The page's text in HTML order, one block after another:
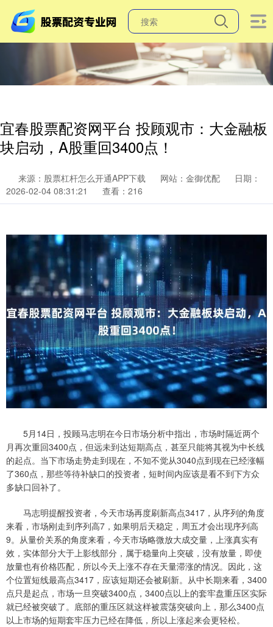
宜春股票配资网平台 投顾观市：大金融板
块启动，A股重回3400点！
来源：股票杠杆怎么开通APP下载 网站：金御优配
日期：
2026-02-04 08:31:21
查看：216
5月14日，投顾马志明在今日市场分析中指出，市场时隔近两个
月再次重回3400点，但远未到达短期高点，甚至只能将其视为中长线
的起点。当下市场走势走到现在，不知不觉从3040点到现在已经涨幅
了360点，那些等待补缺口的投资者，短时间内应该是看不到下方众
多缺口回补了。
马志明提醒投资者，今天市场再度刷新高点3417，从序列的角度
来看，市场刚走到序列高7，如果明后天稳定，周五才会出现序列高
9。从量价关系的角度来看，今天市场略微放大成交量，上涨真实有
效，实体部分大于上影线部分，属于稳量向上突破，没有放量，即使
放量也有价格匹配，所以今天上涨不存在天量滞涨的情况。因此，这
个位置短线最高点3417，应该短期还会被刷新。从中长期来看，3400
点只是起点，市场一旦突破3400点，3400点以上的套牢盘重压区实际
就已经被突破了。底部的重压区就这样被震荡突破向上，那么3400点
以上市场的短期套牢压力已经在降低，所以上涨起来会更轻松。